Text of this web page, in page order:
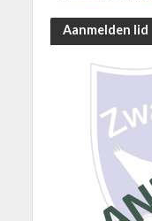
Aanmelden lid